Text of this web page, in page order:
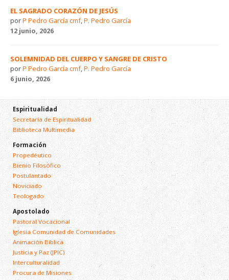
EL SAGRADO CORAZÓN DE JESÚS
porP Pedro García cmf,P. Pedro García
12 junio, 2026
SOLEMNIDAD DEL CUERPO Y SANGRE DE CRISTO
porP Pedro García cmf,P. Pedro García
6 junio, 2026
Espiritualidad
Secretaría de Espiritualidad
Biblioteca Multimedia
Formación
Propedéutico
Bienio Filosófico
Postulantado
Noviciado
Teologado
Apostolado
Pastoral Vocacional
Iglesia Comunidad de Comunidades
Animación Bíblica
Justicia y Paz (JPIC)
Interculturalidad
Procura de Misiones